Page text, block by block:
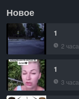
Новое
1
2
1
3